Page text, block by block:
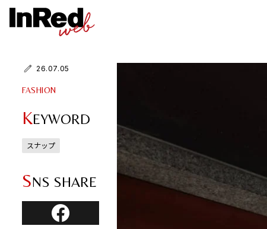
26.07.05
FASHION
KEYWORD
スナップ
SNS SHARE